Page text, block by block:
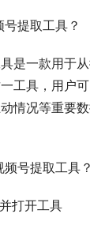
提取工具？
是一款用于
工具，用户
情况等重要
号提取工具？
打开工具